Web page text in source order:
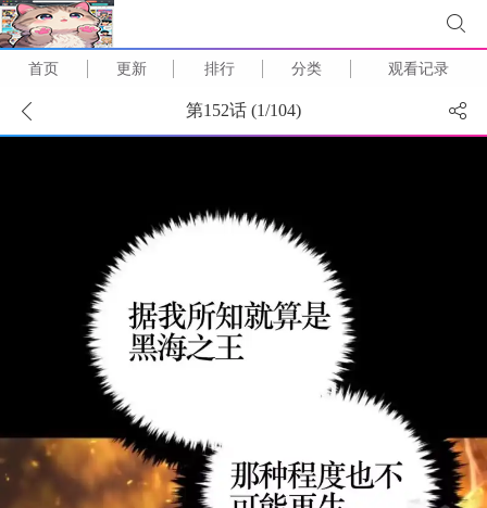
首页 更新 排行 分类 观看记录
第152话 (1/104)